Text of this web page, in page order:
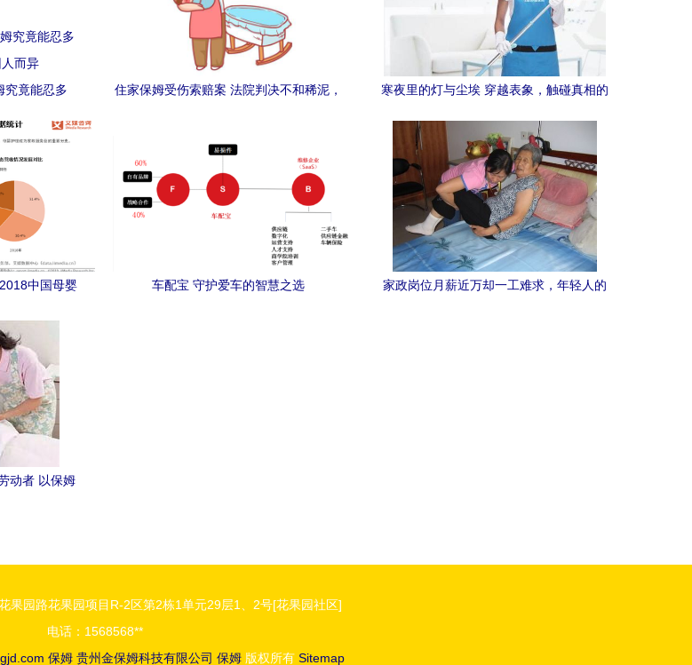
究竟能忍多
住家保姆受伤索赔案 法院判决不和稀泥，
寒夜里的灯与尘埃 穿越表象，触碰真相的
中国母婴
车配宝 守护爱车的智慧之选
家政岗位月薪近万却一工难求，年轻人的
动者 以保姆
果园路花果园项目R-2区第2栋1单元29层1、2号[花果园社区]
电话：1568568**
保姆 贵州金保姆科技有限公司 保姆 版权所有 Sitemap